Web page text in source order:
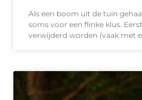
Als een boom uit de tuin
soms voor een flinke klus.
verwijderd worden (vaak met